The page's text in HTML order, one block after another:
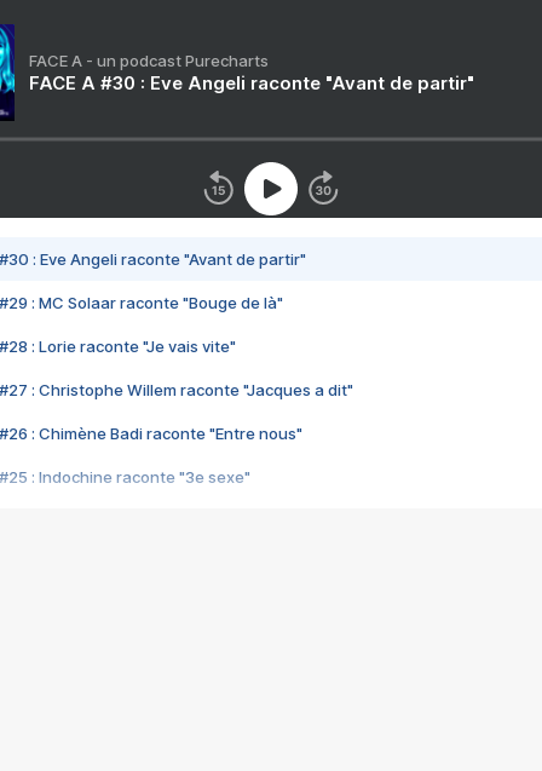
FACE A - un podcast Purecharts
FACE A #30 : Eve Angeli raconte "Avant de partir"
#30 : Eve Angeli raconte "Avant de partir"
#29 : MC Solaar raconte "Bouge de là"
#28 : Lorie raconte "Je vais vite"
#27 : Christophe Willem raconte "Jacques a dit"
#26 : Chimène Badi raconte "Entre nous"
#25 : Indochine raconte "3e sexe"